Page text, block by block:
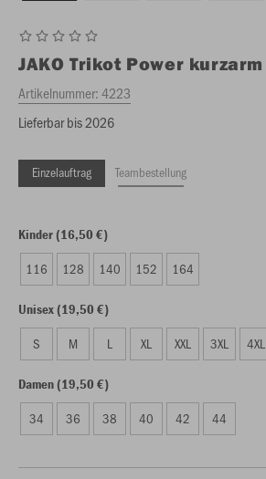
JAKO Trikot Power kurzarm
Artikelnummer:4223
Lieferbar bis 2026
Einzelauftrag Teambestellung
Kinder (16,50 €)
116 128 140 152 164
Unisex (19,50 €)
S M L XL XXL 3XL 4XL
Damen (19,50 €)
34 36 38 40 42 44